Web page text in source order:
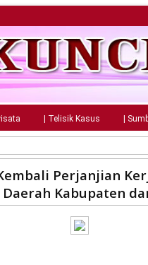
| Telisik Kasus |
Perjanjian
Kabupaten